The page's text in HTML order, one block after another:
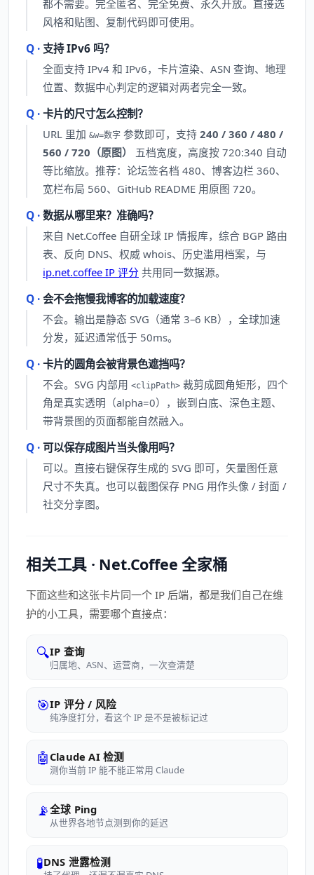
都不需要。完全匿名、完全免费、永久开放。直接选
风格和贴图、复制代码即可使用。
支持 IPv6 吗？
全面支持 IPv4 和 IPv6，卡片渲染、ASN 查询、地理
位置、数据中心判定的逻辑对两者完全一致。
卡片的尺寸怎么控制？
URL 里加 &w=数字 参数即可，支持 240 / 360 / 480 /
560 / 720（原图）
五档宽度，高度按 720:340 自动
等比缩放。推荐：论坛签名档 480、博客边栏 360、
宽栏布局 560、GitHub README 用原图 720。
数据从哪里来？准确吗？
来自 Net.Coffee 自研全球 IP 情报库，综合 BGP 路由
表、反向 DNS、权威 whois、历史滥用档案，与
ip.net.coffee IP 评分 共用同一数据源。
会不会拖慢我博客的加载速度？
不会。输出是静态 SVG（通常 3–6 KB），全球加速
分发，延迟通常低于 50ms。
卡片的圆角会被背景色遮挡吗？
不会。SVG 内部用 <clipPath> 裁剪成圆角矩形，四个
角是真实透明（alpha=0），嵌到白底、深色主题、
带背景图的页面都能自然融入。
可以保存成图片当头像用吗？
可以。直接右键保存生成的 SVG 即可，矢量图任意
尺寸不失真。也可以截图保存 PNG 用作头像 / 封面 /
社交分享图。
相关工具 · Net.Coffee 全家桶
下面这些和这张卡片同一个 IP 后端，都是我们自己在维
护的小工具，需要哪个直接点：
🔍IP 查询
归属地、ASN、运营商，一次查清楚
🎯IP 评分 / 风险
纯净度打分，看这个 IP 是不是被标记过
🤖 Claude AI 检测
测你当前 IP 能不能正常用 Claude
📡全球 Ping
从世界各地节点测到你的延迟
🧪DNS 泄露检测